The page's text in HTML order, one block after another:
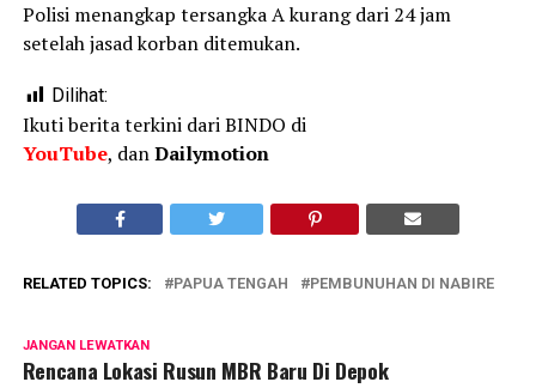
Polisi menangkap tersangka A kurang dari 24 jam
setelah jasad korban ditemukan.
Dilihat:
Ikuti berita terkini dari BINDO di
YouTube, danDailymotion
RELATED TOPICS: PAPUA TENGAH PEMBUNUHAN DI NABIRE
JANGAN LEWATKAN
Rencana Lokasi Rusun MBR Baru Di Depok